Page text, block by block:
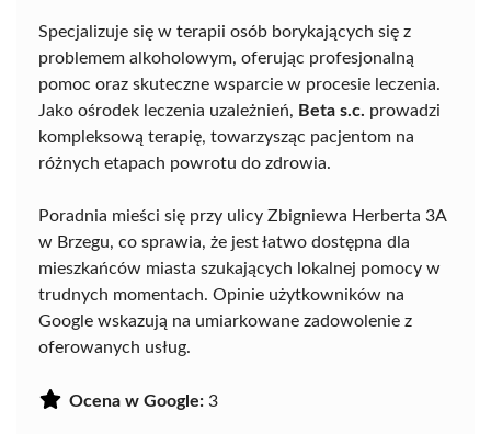
Specjalizuje się w terapii osób borykających się z
problemem alkoholowym, oferując profesjonalną
pomoc oraz skuteczne wsparcie w procesie leczenia.
Jako ośrodek leczenia uzależnień, Beta s.c. prowadzi
kompleksową terapię, towarzysząc pacjentom na
różnych etapach powrotu do zdrowia.
Poradnia mieści się przy ulicy Zbigniewa Herberta 3A
w Brzegu, co sprawia, że jest łatwo dostępna dla
mieszkańców miasta szukających lokalnej pomocy w
trudnych momentach. Opinie użytkowników na
Google wskazują na umiarkowane zadowolenie z
oferowanych usług.
Ocena w Google: 3